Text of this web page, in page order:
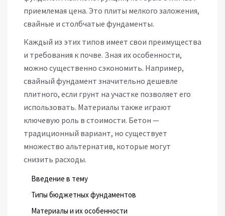
приемлемая цена. Это плиты мелкого заложения,
свайные и столбчатые фундаменты.
Каждый из этих типов имеет свои преимущества
и требования к почве. Зная их особенности,
можно существенно сэкономить. Например,
свайный фундамент значительно дешевле
плитного, если грунт на участке позволяет его
использовать. Материалы также играют
ключевую роль в стоимости. Бетон —
традиционный вариант, но существует
множество альтернатив, которые могут
снизить расходы.
Введение в тему
Типы бюджетных фундаментов
Материалы и их особенности